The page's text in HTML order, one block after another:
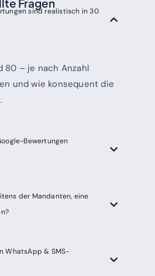
Fragen
sind realistisch in 30
80 – je nach Anzahl
und wie konsequent die
Bewertungen
der Mandanten, eine
WhatsApp & SMS-